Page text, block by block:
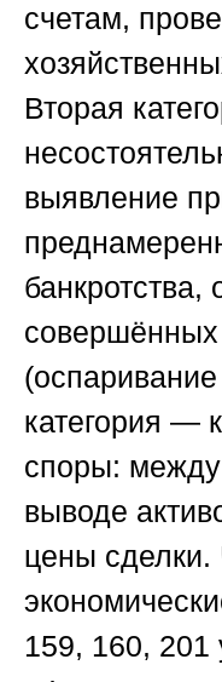
счетам,
Вторая
выявление
банкротства,
категория —
споры:
выводе
цены
159, 160, 201